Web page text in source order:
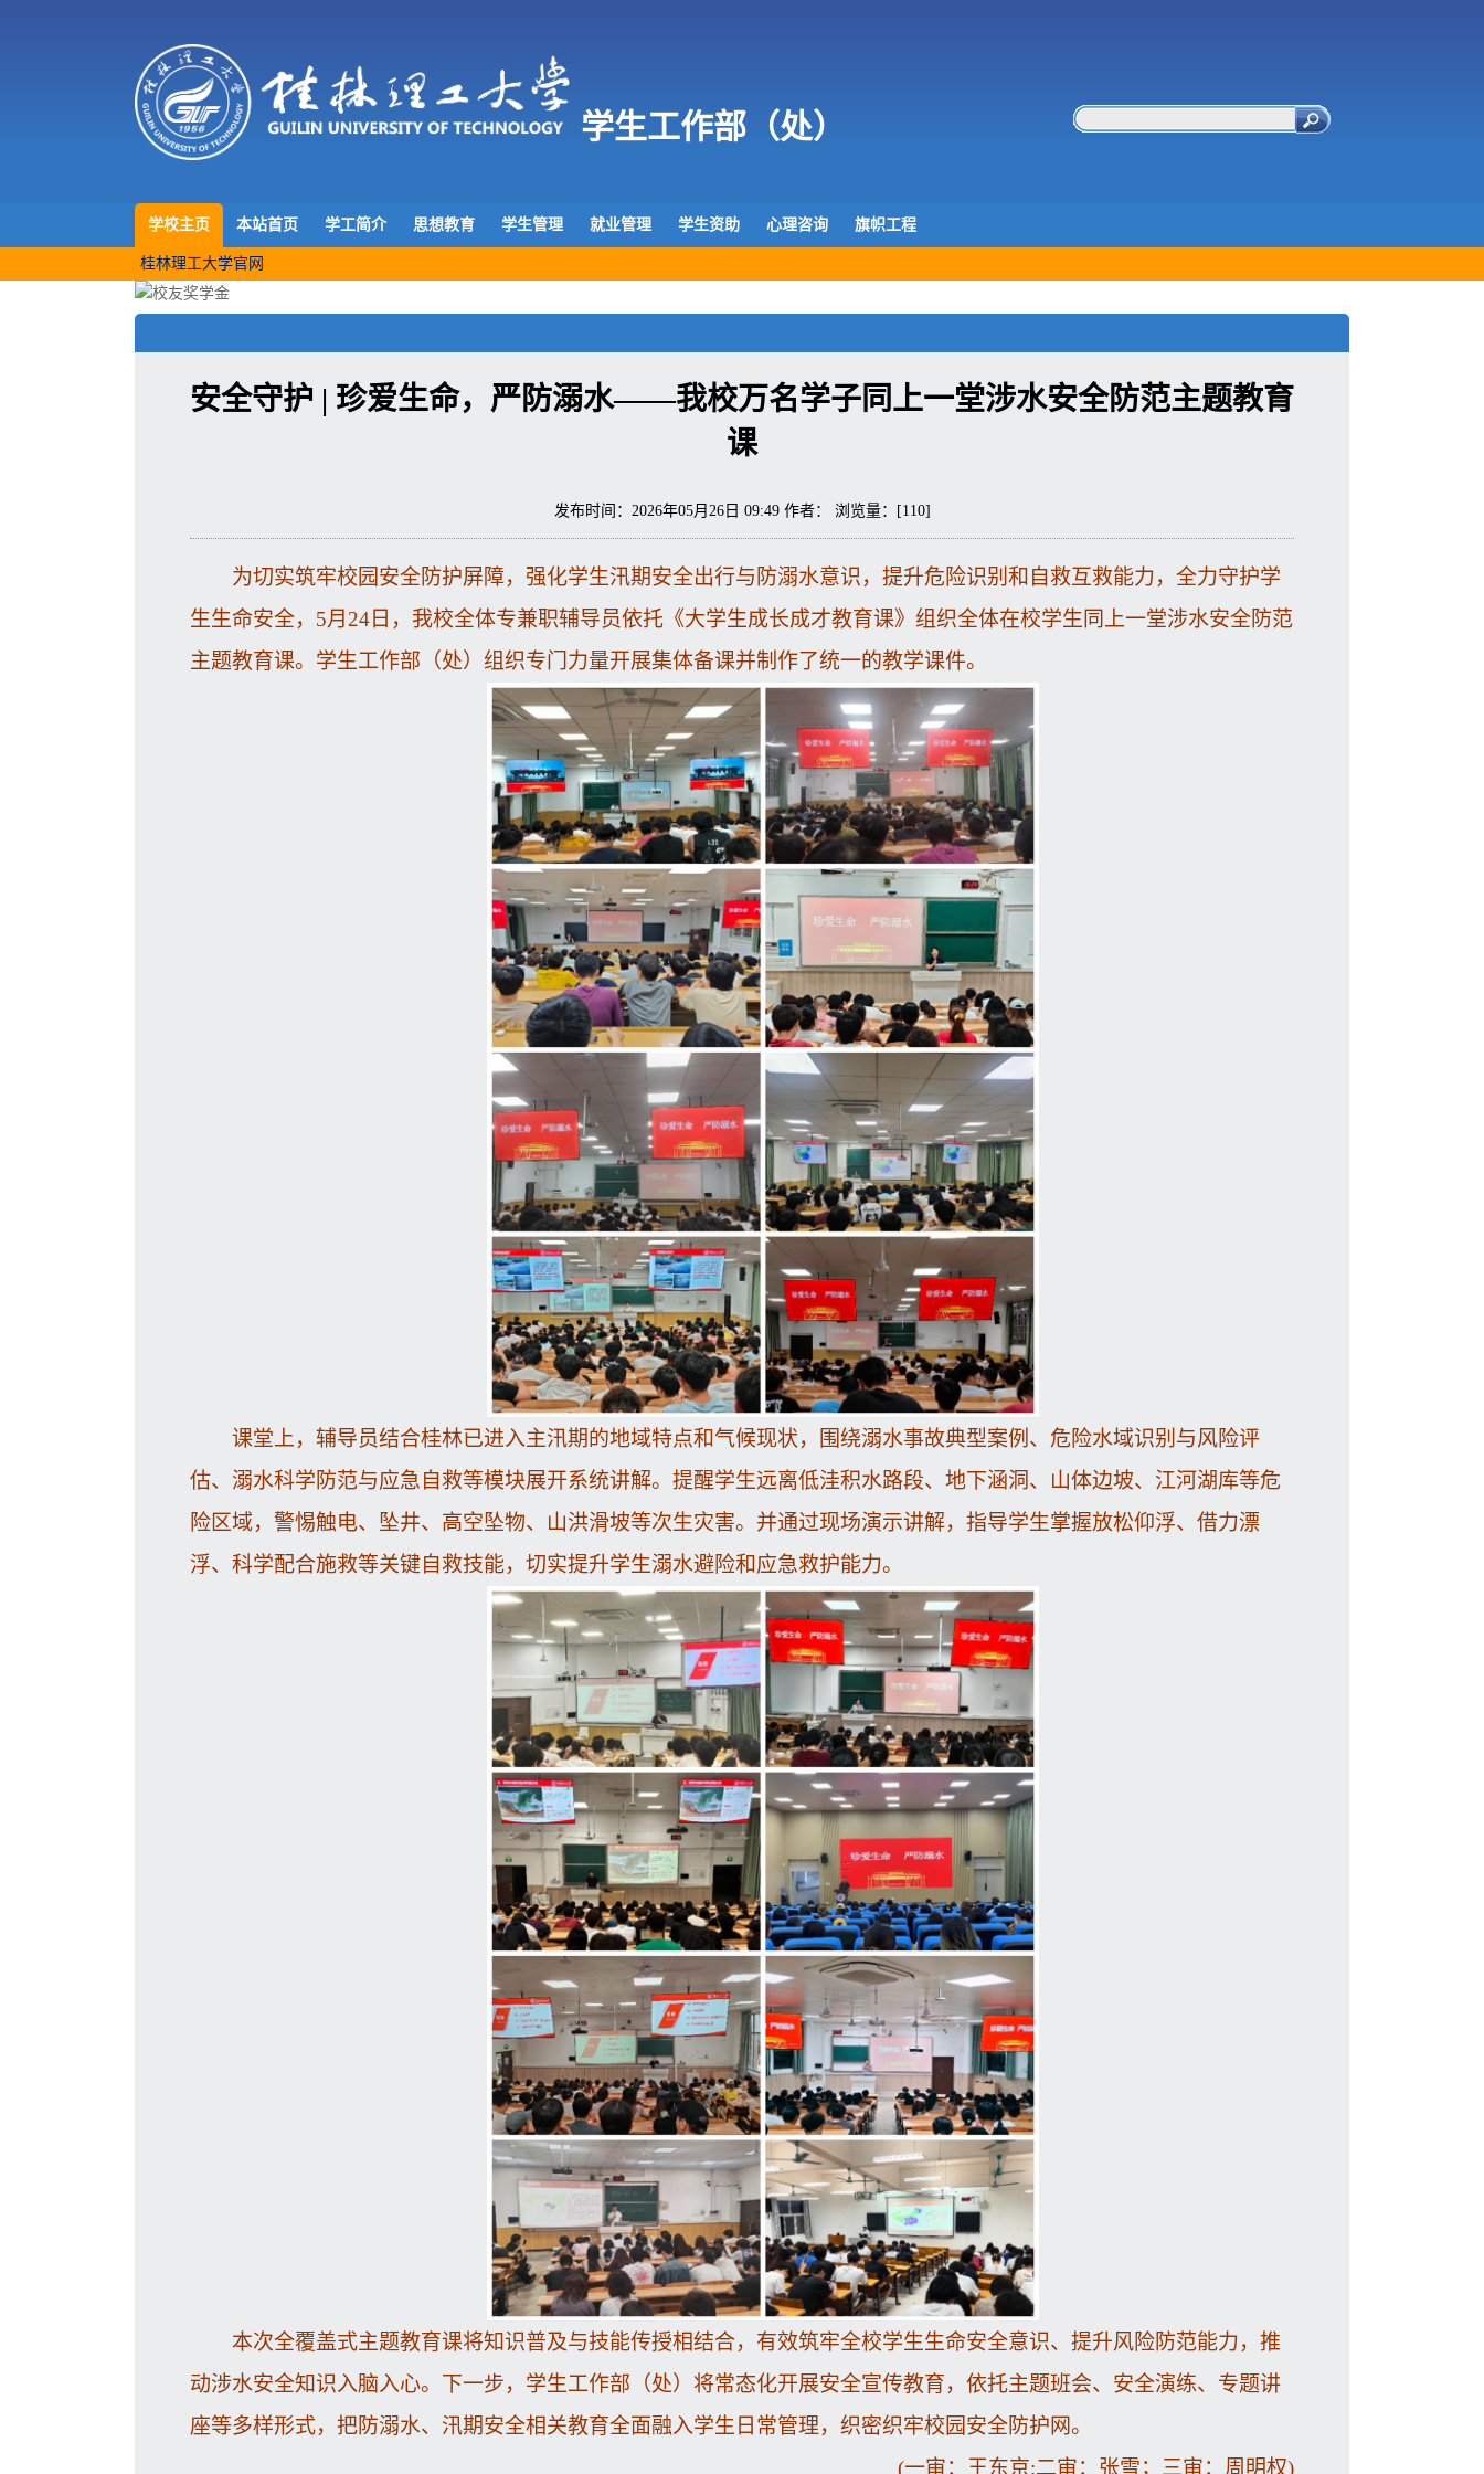
学生工作部（处）
学校主页 本站首页 学工简介 思想教育 学生管理 就业管理 学生资助 心理咨询 旗帜工程
桂林理工大学官网
安全守护 | 珍爱生命，严防溺水——我校万名学子同上一堂涉水安全防范主题教育
课
发布时间：2026年05月26日 09:49 作者： 浏览量：[110]
为切实筑牢校园安全防护屏障，强化学生汛期安全出行与防溺水意识，提升危险识别和自救互救能力，全力守护学
生生命安全，5月24日，我校全体专兼职辅导员依托《大学生成长成才教育课》组织全体在校学生同上一堂涉水安全防范
主题教育课。学生工作部（处）组织专门力量开展集体备课并制作了统一的教学课件。
课堂上，辅导员结合桂林已进入主汛期的地域特点和气候现状，围绕溺水事故典型案例、危险水域识别与风险评
估、溺水科学防范与应急自救等模块展开系统讲解。提醒学生远离低洼积水路段、地下涵洞、山体边坡、江河湖库等危
险区域，警惕触电、坠井、高空坠物、山洪滑坡等次生灾害。并通过现场演示讲解，指导学生掌握放松仰浮、借力漂
浮、科学配合施救等关键自救技能，切实提升学生溺水避险和应急救护能力。
本次全覆盖式主题教育课将知识普及与技能传授相结合，有效筑牢全校学生生命安全意识、提升风险防范能力，推
动涉水安全知识入脑入心。下一步，学生工作部（处）将常态化开展安全宣传教育，依托主题班会、安全演练、专题讲
座等多样形式，把防溺水、汛期安全相关教育全面融入学生日常管理，织密织牢校园安全防护网。
(一审：王东京;二审：张雪；三审：周明权)